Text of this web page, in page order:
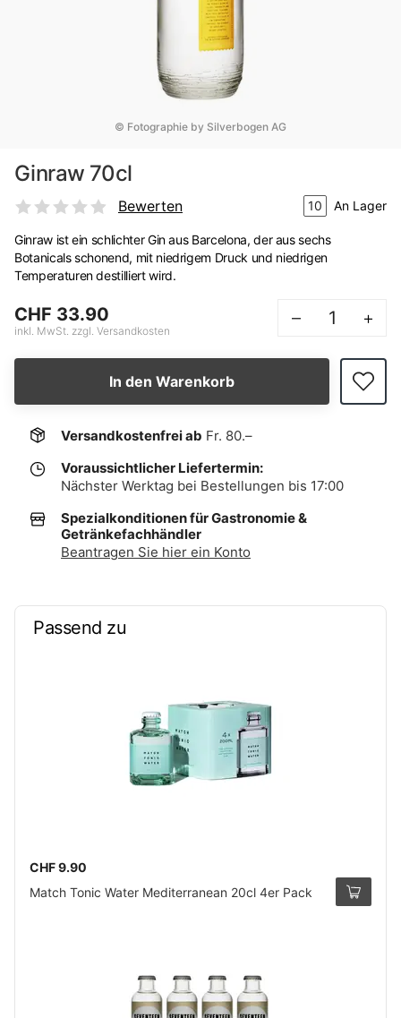
© Fotographie by Silverbogen AG
Ginraw 70cl
Bewerten 10 An Lager
Ginraw ist ein schlichter Gin aus Barcelona, der aus sechs
Botanicals schonend, mit niedrigem Druck und niedrigen
Temperaturen destilliert wird.
CHF 33.90
inkl. MwSt. zzgl. Versandkosten
– +
In den Warenkorb
Versandkostenfrei ab Fr. 80.–
Voraussichtlicher Liefertermin:
Nächster Werktag bei Bestellungen bis 17:00
Spezialkonditionen für Gastronomie &
Getränkefachhändler
Beantragen Sie hier ein Konto
Passend zu
CHF 9.90
Match Tonic Water Mediterranean 20cl 4er Pack